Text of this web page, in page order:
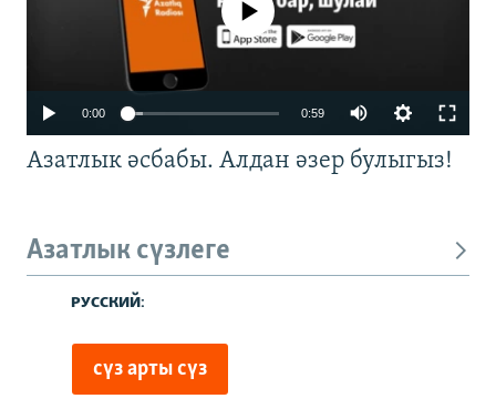
No media source currently available
0:00 0:59
Азатлык әсбабы. Алдан әзер булыгыз!
Азатлык сүзлеге